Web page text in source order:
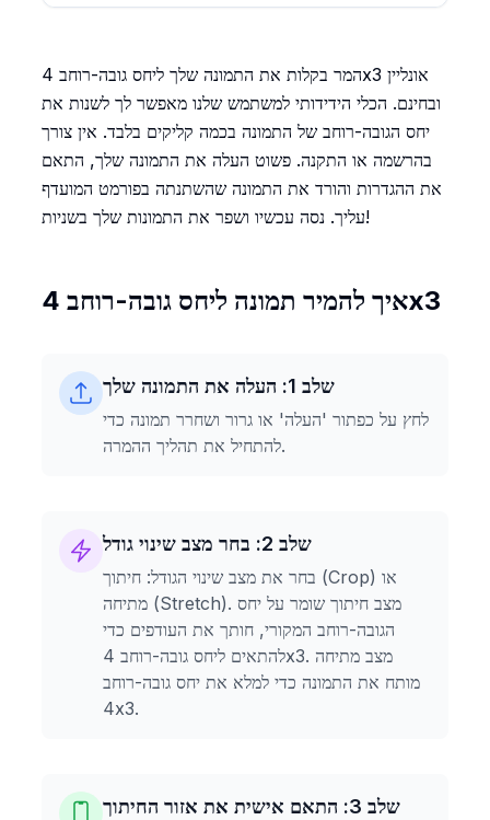
המר בקלות את התמונה שלך ליחס גובה-רוחב 4x3 אונליין
ובחינם. הכלי הידידותי למשתמש שלנו מאפשר לך לשנות את
יחס הגובה-רוחב של התמונה בכמה קליקים בלבד. אין צורך
בהרשמה או התקנה. פשוט העלה את התמונה שלך, התאם
את ההגדרות והורד את התמונה שהשתנתה בפורמט המועדף
עליך. נסה עכשיו ושפר את התמונות שלך בשניות!
איך להמיר תמונה ליחס גובה-רוחב 4x3
שלב 1: העלה את התמונה שלך
לחץ על כפתור 'העלה' או גרור ושחרר תמונה כדי
להתחיל את תהליך ההמרה.
שלב 2: בחר מצב שינוי גודל
בחר את מצב שינוי הגודל: חיתוך (Crop) או
מתיחה (Stretch). מצב חיתוך שומר על יחס
הגובה-רוחב המקורי, חותך את העודפים כדי
להתאים ליחס גובה-רוחב 4x3. מצב מתיחה
מותח את התמונה כדי למלא את יחס גובה-רוחב
4x3.
שלב 3: התאם אישית את אזור החיתוך